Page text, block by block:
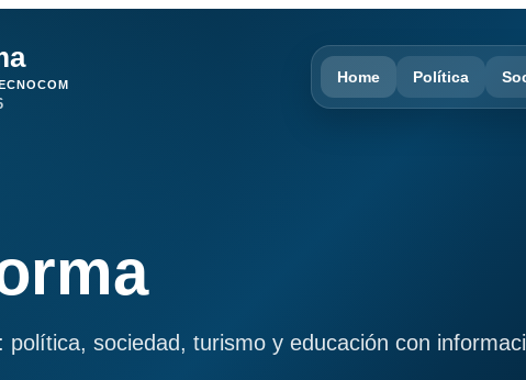
Home Política
sociedad, turismo y educación con